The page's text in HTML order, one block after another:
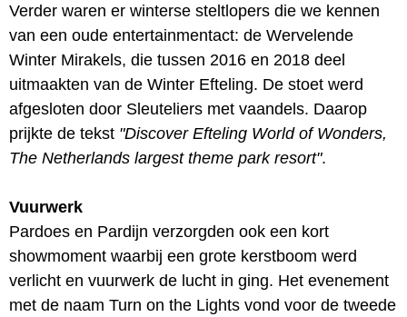
Verder waren er winterse steltlopers die we kennen
van een oude entertainmentact: de Wervelende
Winter Mirakels, die tussen 2016 en 2018 deel
uitmaakten van de Winter Efteling. De stoet werd
afgesloten door Sleuteliers met vaandels. Daarop
prijkte de tekst "Discover Efteling World of Wonders,
The Netherlands largest theme park resort".
Vuurwerk
Pardoes en Pardijn verzorgden ook een kort
showmoment waarbij een grote kerstboom werd
verlicht en vuurwerk de lucht in ging. Het evenement
met de naam Turn on the Lights vond voor de tweede